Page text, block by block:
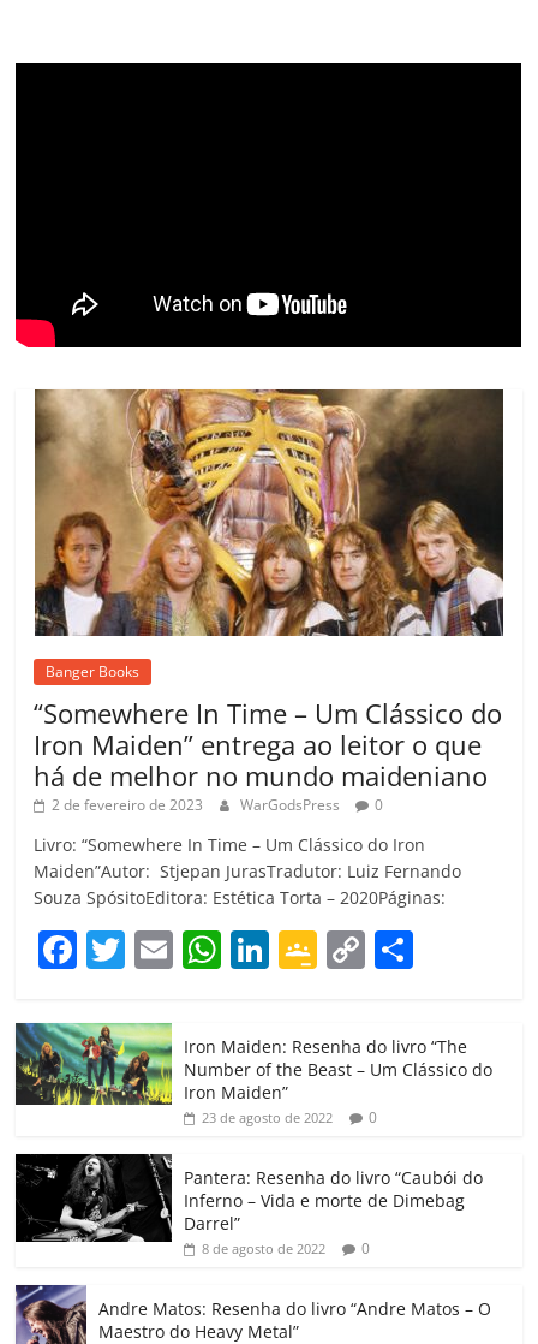
b A dI e
m
Li ar
Banger Books
“Somewhere In Time – Um Clássico do
Iron Maiden” entrega ao leitor o que
há de melhor no mundo maideniano
2 de fevereiro de 2023 WarGodsPress 0
Livro: “Somewhere In Time – Um Clássico do Iron
Maiden”Autor: Stjepan JurasTradutor: Luiz Fernando
Souza SpósitoEditora: Estética Torta – 2020Páginas:
F
c
e
b
o
o
k
T
itt
er
E W
at
s
A
p
Li
e
dI
G
gl
e
Cl
a
ss
ro
o
C
p
y
Li
k
m
p
h
ar
Iron Maiden: Resenha do livro “The
Number of the Beast – Um Clássico do
Iron Maiden”
23 de agosto de 2022 0
Pantera: Resenha do livro “Caubói do
Inferno – Vida e morte de Dimebag
Darrel”
8 de agosto de 2022 0
Andre Matos: Resenha do livro “Andre Matos – O
Maestro do Heavy Metal”